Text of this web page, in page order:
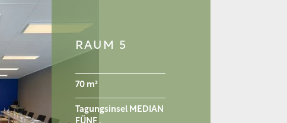
RAUM 5
70 m²
Tagungsinsel MEDIAN